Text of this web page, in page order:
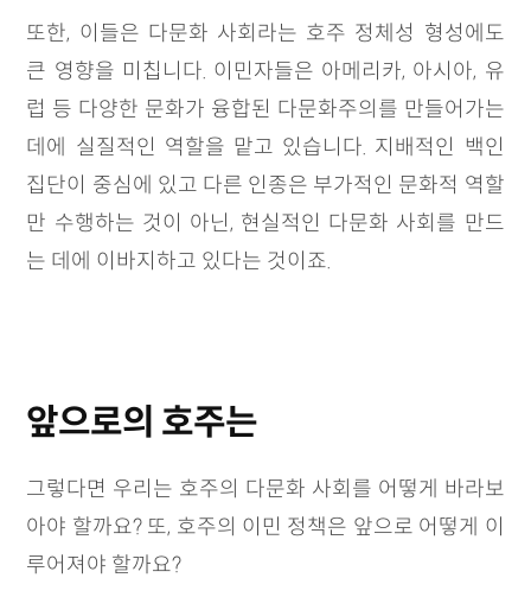
또한, 이들은 다문화 사회라는 호주 정체성 형성에도
큰 영향을 미칩니다. 이민자들은 아메리카, 아시아, 유
럽 등 다양한 문화가 융합된 다문화주의를 만들어가는
데에 실질적인 역할을 맡고 있습니다. 지배적인 백인
집단이 중심에 있고 다른 인종은 부가적인 문화적 역할
만 수행하는 것이 아닌, 현실적인 다문화 사회를 만드
는 데에 이바지하고 있다는 것이죠.
앞으로의 호주는
그렇다면 우리는 호주의 다문화 사회를 어떻게 바라보
아야 할까요? 또, 호주의 이민 정책은 앞으로 어떻게 이
루어져야 할까요?